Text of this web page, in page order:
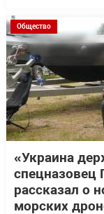
Общество
«Украина
спецназовец
рассказал о
морских